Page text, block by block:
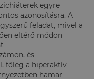
egyre
azonosításra. A
feladat, mivel a
eltérő módon
és
főleg a hiperaktív
hamar